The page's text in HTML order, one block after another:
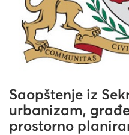
Saopštenje iz
urbanizam,
prostorno